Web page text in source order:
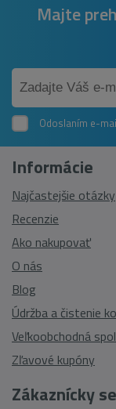
Majte
Odoslaním e-
Zákaznícky
Informácie
Najčastejšie otázky
Recenzie
Ako nakupovať
O nás
Blog
Údržba a čistenie
Veľkoobchodná
Zľavové kupóny